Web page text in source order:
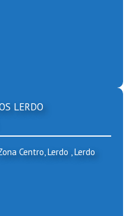
LERDO
Centro, Lerdo , Lerdo